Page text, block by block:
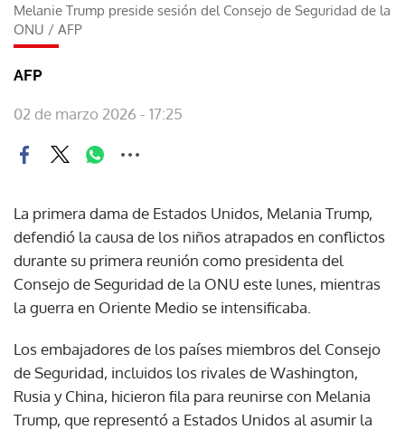
Melanie Trump preside sesión del Consejo de Seguridad de la
ONU / AFP
AFP
02 de marzo 2026 - 17:25
La primera dama de Estados Unidos, Melania Trump,
defendió la causa de los niños atrapados en conflictos
durante su primera reunión como presidenta del
Consejo de Seguridad de la ONU este lunes, mientras
la guerra en Oriente Medio se intensificaba.
Los embajadores de los países miembros del Consejo
de Seguridad, incluidos los rivales de Washington,
Rusia y China, hicieron fila para reunirse con Melania
Trump, que representó a Estados Unidos al asumir la